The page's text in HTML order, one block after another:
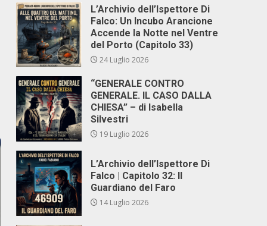
L’Archivio dell’Ispettore Di
Falco: Un Incubo Arancione
Accende la Notte nel Ventre
del Porto (Capitolo 33)
24 Luglio 2026
“GENERALE CONTRO
GENERALE. IL CASO DALLA
CHIESA” – di Isabella
Silvestri
19 Luglio 2026
L’Archivio dell’Ispettore Di
Falco | Capitolo 32: Il
Guardiano del Faro
14 Luglio 2026